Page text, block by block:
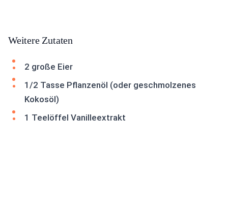
Weitere Zutaten
2 große Eier
1/2 Tasse Pflanzenöl (oder geschmolzenes
Kokosöl)
1 Teelöffel Vanilleextrakt